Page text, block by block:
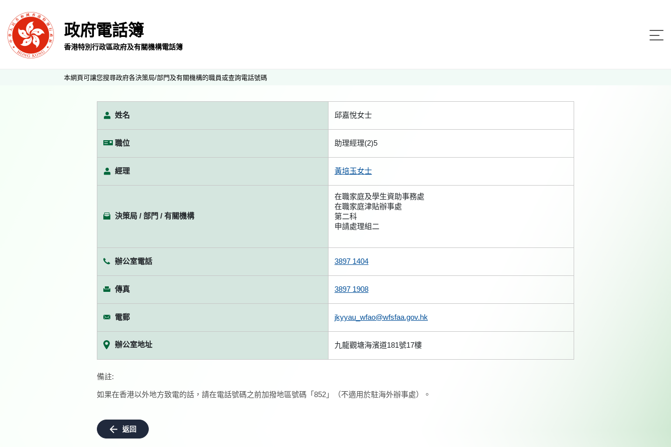
政府電話簿
香港特別行政區政府及有關機構電話簿
本網頁可讓您搜尋政府各決策局/部門及有關機構的職員或查詢電話號碼
姓名 邱嘉悅女士
職位 助理經理(2)5
經理 黃培玉女士
決策局 / 部門 / 有關機構
在職家庭及學生資助事務處
在職家庭津貼辦事處
第二科
申請處理組二
辦公室電話 3897 1404
傳真 3897 1908
電郵 jkyyau_wfao@wfsfaa.gov.hk
辦公室地址 九龍觀塘海濱道181號17樓
備註:
如果在香港以外地方致電的話，請在電話號碼之前加撥地區號碼「852」（不適用於駐海外辦事處）。
返回